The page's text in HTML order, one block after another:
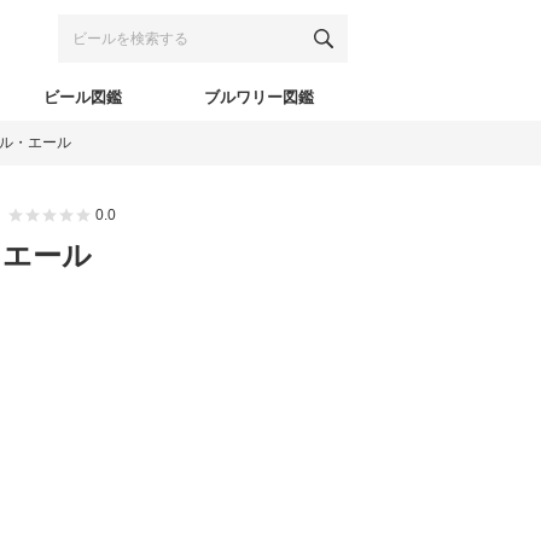
ビール図鑑 ブルワリー図鑑
・エール
0.0
ール